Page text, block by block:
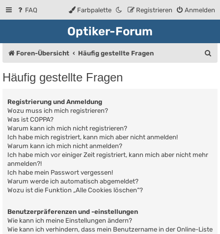
FAQ Anmelden
Registrieren
Farbpalette
Optiker-Forum
Foren-Übersicht Häufig gestellte Fragen
Häufig gestellte Fragen
Registrierung und Anmeldung
Wozu muss ich mich registrieren?
Was ist COPPA?
Warum kann ich mich nicht registrieren?
Ich habe mich registriert, kann mich aber nicht anmelden!
Warum kann ich mich nicht anmelden?
Ich habe mich vor einiger Zeit registriert, kann mich aber nicht mehr
anmelden?!
Ich habe mein Passwort vergessen!
Warum werde ich automatisch abgemeldet?
Wozu ist die Funktion „Alle Cookies löschen“?
Benutzerpräferenzen und -einstellungen
Wie kann ich meine Einstellungen ändern?
Wie kann ich verhindern, dass mein Benutzername in der Online-Liste